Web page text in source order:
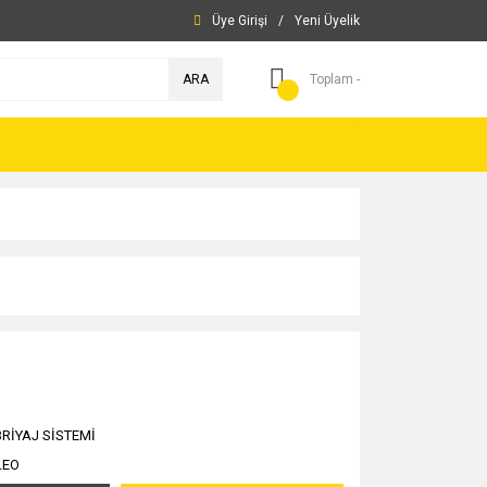
Üye Girişi / Yeni Üyelik
ARA Toplam -
SİSTEMİ